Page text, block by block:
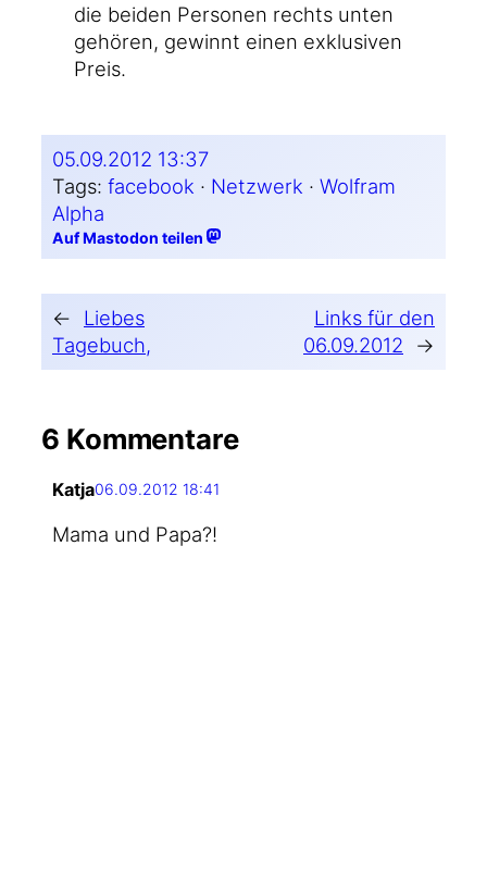
die bei­den Per­so­nen rechts unten
gehö­ren, gewinnt einen exklu­si­ven
Preis.
05.09.2012 13:37
Tags: facebook · Netzwerk · Wolfram
Alpha
Auf Mastodon teilen
←
Liebes
Tagebuch,
Links für den
06.09.2012
→
6 Kommentare
Katja06.09.2012 18:41
Mama und Papa?!